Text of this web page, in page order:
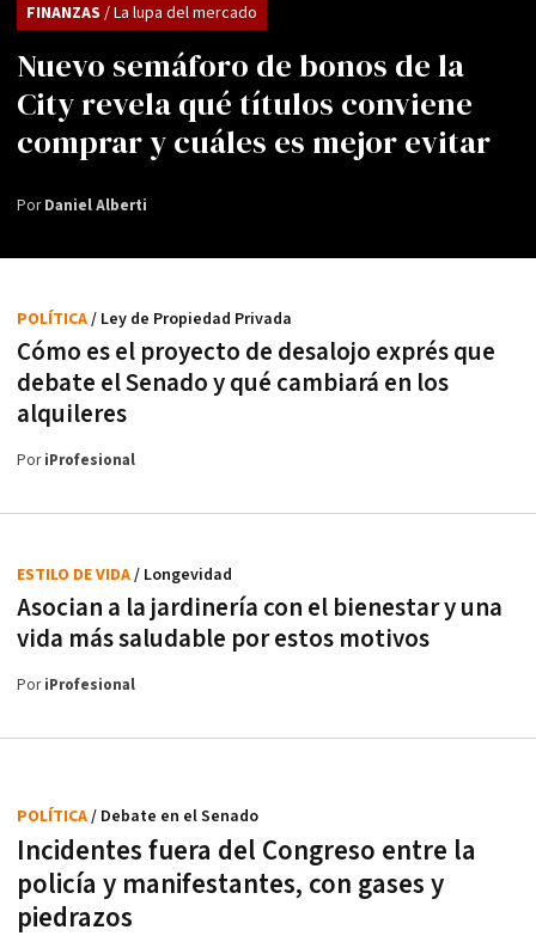
Nuevo semáforo de bonos de la
City revela qué títulos conviene
comprar y cuáles es mejor evitar
FINANZAS / La lupa del mercado
PorDaniel Alberti
Cómo es el proyecto de desalojo exprés que
debate el Senado y qué cambiará en los
alquileres
POLÍTICA/ Ley de Propiedad Privada
PoriProfesional
Asocian a la jardinería con el bienestar y una
vida más saludable por estos motivos
ESTILO DE VIDA/ Longevidad
PoriProfesional
Incidentes fuera del Congreso entre la
policía y manifestantes, con gases y
piedrazos
POLÍTICA/ Debate en el Senado